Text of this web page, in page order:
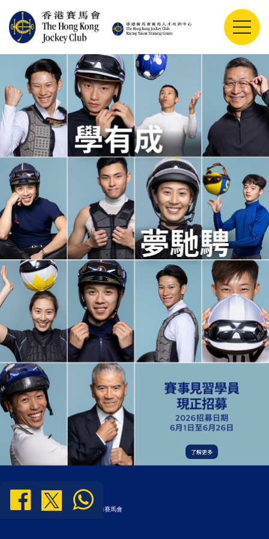
了解更多
版權所有 不得轉載 © 2000-2026 香港賽馬會